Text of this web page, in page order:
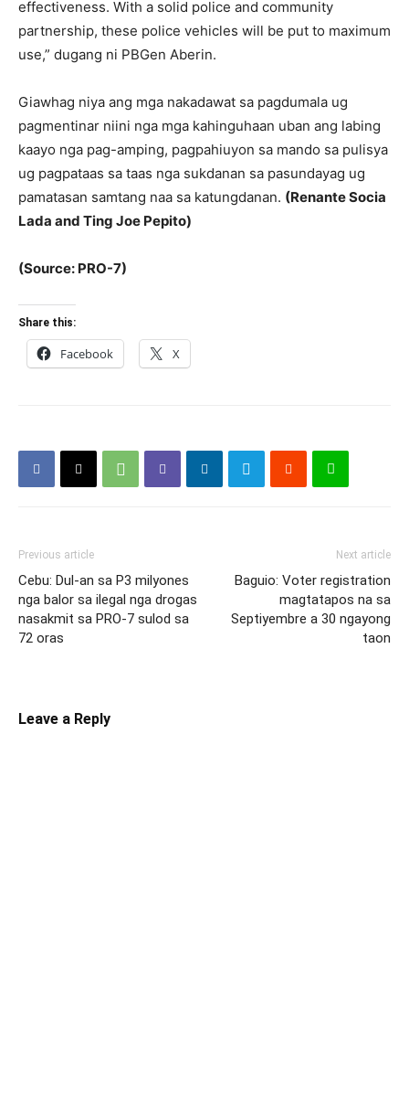
effectiveness. With a solid police and community
partnership, these police vehicles will be put to maximum
use,” dugang ni PBGen Aberin.
Giawhag niya ang mga nakadawat sa pagdumala ug
pagmentinar niini nga mga kahinguhaan uban ang labing
kaayo nga pag-amping, pagpahiuyon sa mando sa pulisya
ug pagpataas sa taas nga sukdanan sa pasundayag ug
pamatasan samtang naa sa katungdanan. (Renante Socia
Lada and Ting Joe Pepito)
(Source: PRO-7)
Share this:
Facebook X
Previous article
Cebu: Dul-an sa P3 milyones
nga balor sa ilegal nga drogas
nasakmit sa PRO-7 sulod sa
72 oras
Next article
Baguio: Voter registration
magtatapos na sa
Septiyembre a 30 ngayong
taon
Leave a Reply